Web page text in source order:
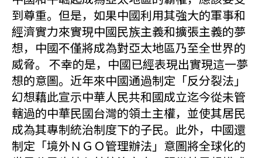
到尊重。但是，如果中國利用其強大的軍事和
經濟實力來實現中國民族主義和擴張主義的夢
想，中國不僅將成為對亞太地區乃至全世界的
威脅。 不幸的是，中國已經表現出實現這一夢
想的意圖。近年來中國通過制定「反分裂法」
幻想藉此宣示中華人民共和國成立迄今從未管
轄過的中華民國台灣的領土主權，並使其居民
成為其專制統治制度下的子民。此外，中國還
制定「境外ＮＧＯ管理辦法」意圖將全球化的